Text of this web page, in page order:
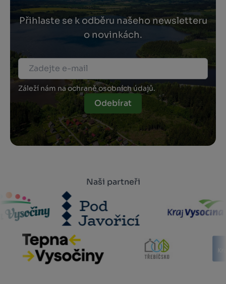
Přihlaste se k odběru našeho newsletteru
o novinkách.
Záleží nám na ochraně osobních údajů.
Odebírat
Naši partneři